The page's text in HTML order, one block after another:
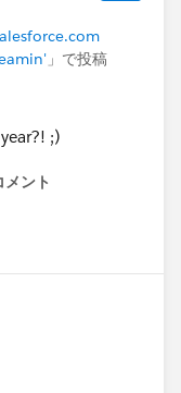
」で投稿
;)
ント